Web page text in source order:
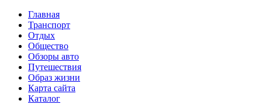
Главная
Транспорт
Отдых
Общество
Обзоры авто
Путешествия
Образ жизни
Карта сайта
Каталог